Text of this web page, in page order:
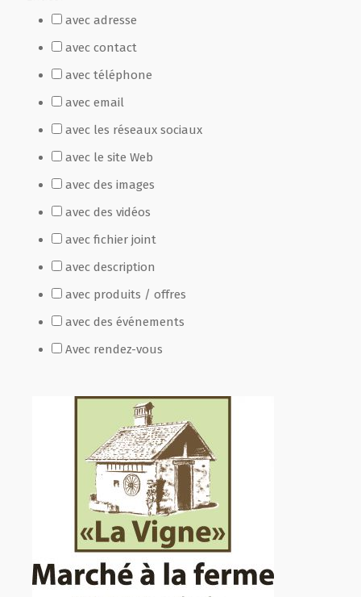
avec adresse
avec contact
avec téléphone
avec email
avec les réseaux sociaux
avec le site Web
avec des images
avec des vidéos
avec fichier joint
avec description
avec produits / offres
avec des événements
Avec rendez-vous
Fête Marché Paysan
Partenaires